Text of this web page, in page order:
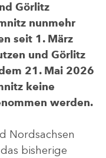
Görlitz
nunmehr
seit 1. März
und Görlitz
21. Mai 2026
keine
werden.
Nordsachsen
bisherige